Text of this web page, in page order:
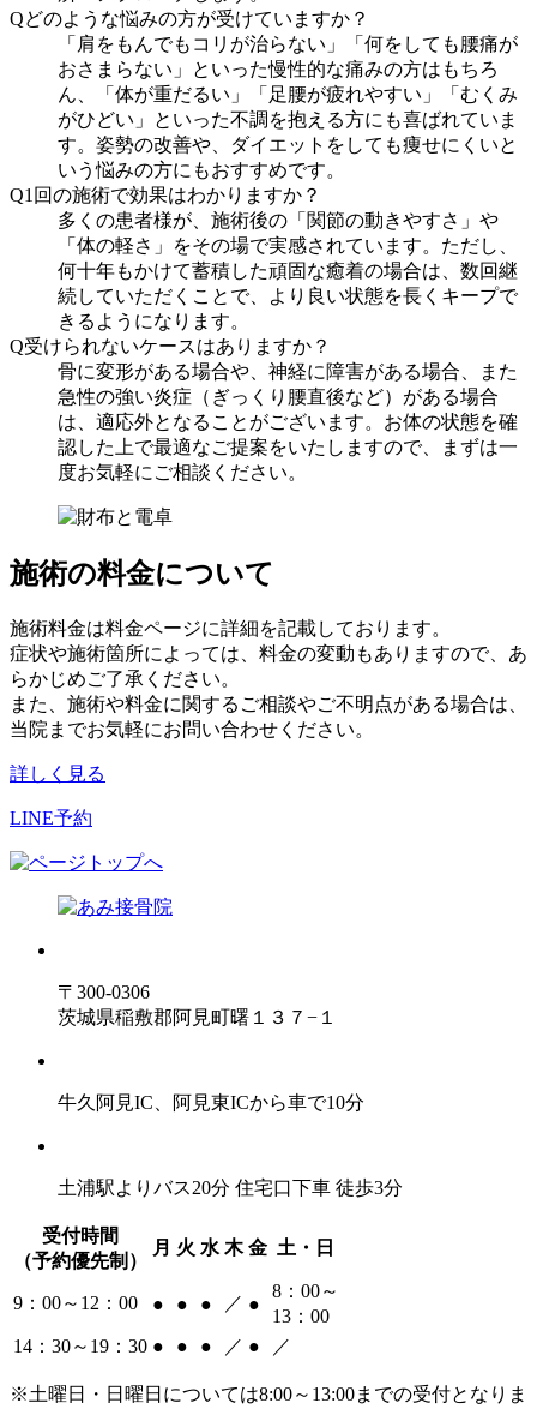
Qどのような悩みの方が受けていますか？
「肩をもんでもコリが治らない」「何をしても腰痛が
おさまらない」といった慢性的な痛みの方はもちろ
ん、「体が重だるい」「足腰が疲れやすい」「むくみ
がひどい」といった不調を抱える方にも喜ばれていま
す。姿勢の改善や、ダイエットをしても痩せにくいと
いう悩みの方にもおすすめです。
Q1回の施術で効果はわかりますか？
多くの患者様が、施術後の「関節の動きやすさ」や
「体の軽さ」をその場で実感されています。ただし、
何十年もかけて蓄積した頑固な癒着の場合は、数回継
続していただくことで、より良い状態を長くキープで
きるようになります。
Q受けられないケースはありますか？
骨に変形がある場合や、神経に障害がある場合、また
急性の強い炎症（ぎっくり腰直後など）がある場合
は、適応外となることがございます。お体の状態を確
認した上で最適なご提案をいたしますので、まずは一
度お気軽にご相談ください。
施術の料金について
施術料金は料金ページに詳細を記載しております。
症状や施術箇所によっては、料金の変動もありますので、あ
らかじめご了承ください。
また、施術や料金に関するご相談やご不明点がある場合は、
当院までお気軽にお問い合わせください。
詳しく見る
LINE予約
〒300-0306
茨城県稲敷郡阿見町曙１３７−１
牛久阿見IC、阿見東ICから車で10分
土浦駅よりバス20分 住宅口下車 徒歩3分
受付時間
（予約優先制）
月 火 水 木 金 ⼟・日
9：00～12：00 ● ● ● ／ ●
8：00～
13：00
14：30～19：30 ● ● ● ／ ● ／
※土曜日・日曜日については8:00～13:00までの受付となりま